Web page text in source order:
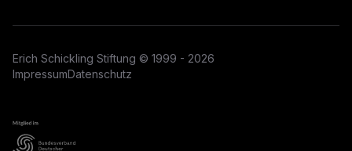
Erich Schickling Stiftung © 1999 - 2026
ImpressumDatenschutz